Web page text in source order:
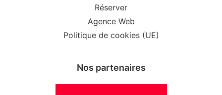
Réserver
Agence Web
Politique de cookies (UE)
Nos partenaires